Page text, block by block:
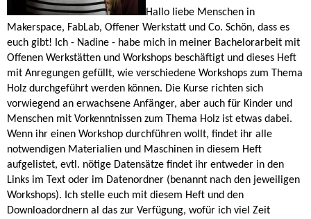
Hallo liebe Menschen in
Makerspace, FabLab, Offener Werkstatt und Co. Schön, dass es
euch gibt! Ich - Nadine - habe mich in meiner Bachelorarbeit mit
Offenen Werkstätten und Workshops beschäftigt und dieses Heft
mit Anregungen gefüllt, wie verschiedene Workshops zum Thema
Holz durchgeführt werden können. Die Kurse richten sich
vorwiegend an erwachsene Anfänger, aber auch für Kinder und
Menschen mit Vorkenntnissen zum Thema Holz ist etwas dabei.
Wenn ihr einen Workshop durchführen wollt, findet ihr alle
notwendigen Materialien und Maschinen in diesem Heft
aufgelistet, evtl. nötige Datensätze findet ihr entweder in den
Links im Text oder im Datenordner (benannt nach den jeweiligen
Workshops). Ich stelle euch mit diesem Heft und den
Downloadordnern al das zur Verfügung, wofür ich viel Zeit